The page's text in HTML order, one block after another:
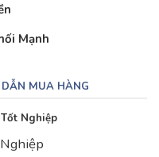
Mạnh
DẪN MUA HÀNG
Nghiệp